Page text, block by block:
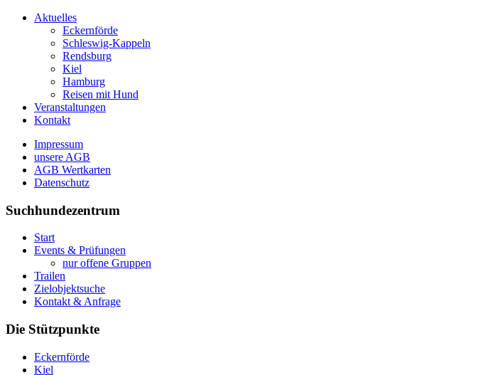
Aktuelles
Eckernförde
Schleswig-Kappeln
Rendsburg
Kiel
Hamburg
Reisen mit Hund
Veranstaltungen
Kontakt
Impressum
unsere AGB
AGB Wertkarten
Datenschutz
Suchhundezentrum
Start
Events & Prüfungen
nur offene Gruppen
Trailen
Zielobjektsuche
Kontakt & Anfrage
Die Stützpunkte
Eckernförde
Kiel